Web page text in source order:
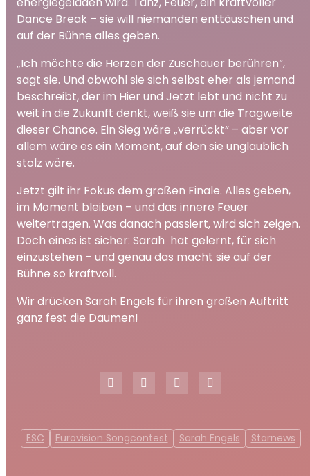
Dance Break – sie will niemanden enttäuschen und
auf der Bühne alles geben.
„Ich möchte die Herzen der Zuschauer berühren“,
sagt sie. Und obwohl sie sich selbst eher als jemand
beschreibt, der im Hier und Jetzt lebt und nicht zu
weit in die Zukunft denkt, weiß sie um die Tragweite
dieser Chance. Ein Sieg wäre „verrückt“ – aber vor
allem wäre es ein Moment, auf den sie unglaublich
stolz wäre.
Jetzt gilt ihr Fokus dem großen Finale. Alles geben,
im Moment bleiben – und das innere Feuer
weitertragen. Was danach passiert, wird sich zeigen.
Doch eines ist sicher: Sarah hat gelernt, für sich
einzustehen – und genau das macht sie auf der
Bühne so kraftvoll.
Wir drücken Sarah Engels für ihren großen Auftritt
ganz fest die Daumen!
ESC Eurovision Songcontest Sarah Engels Starnews